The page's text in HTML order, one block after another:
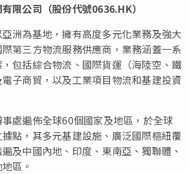
限公司（股份代號0636.HK）
洲為基地，擁有高度多元化業務及強大
第三方物流服務供應商，業務涵蓋一系
包括綜合物流、國際貨運（海陸空、鐵
子商貿，以及工業項目物流和基建投資
處遍佈全球60個國家及地區，於全球
點，其多元基建設施、廣泛國際樞紐覆
及中國內地、印度、東南亞、獨聯體、
區。